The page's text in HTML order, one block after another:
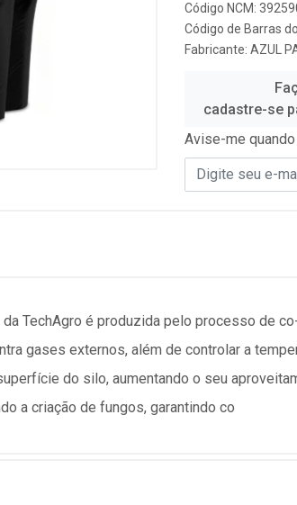
Código NCM:
Código de Barras
Fabricante: AZUL
cadastre-se
Avise-me
TechAgro é produzida pelo processo de
gases externos, além de controlar a
do silo, aumentando o seu
a criação de fungos, garantindo co